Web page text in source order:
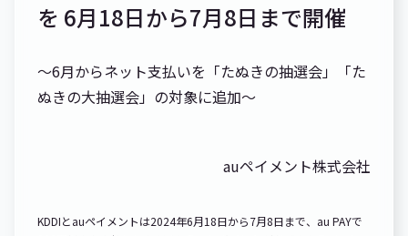
を 6月18日から7月8日まで開催
～6月からネット支払いを「たぬきの抽選会」「た
ぬきの大抽選会」の対象に追加～
auペイメント株式会社
KDDIとauペイメントは2024年6月18日から7月8日まで、au PAYで